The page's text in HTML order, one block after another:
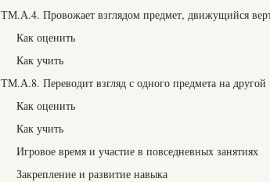
ТМ.А.4. Провожает взглядом предмет, движущийся
Как оценить
Как учить
ТМ.А.8. Переводит взгляд с одного предмета на другой
Как оценить
Как учить
Игровое время и участие в повседневных занятиях
Закрепление и развитие навыка